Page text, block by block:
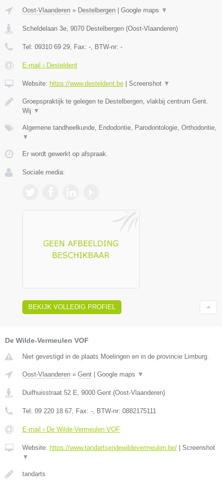
Oost-Vlaanderen » Destelbergen Google maps ▼
Scheldelaan 3e 9070 Destelbergen (Oost-Vlaanderen)
Tel: 09310 69 29 , Fax: - , BTW-nr: -
E-mail › Desteldent
Website: https://www.desteldent.be Screenshot ▼
Groepspraktijk te gelegen te Destelbergen, vlakbij centrum Gent.
Wij ▼
Algemene tandheelkunde, Endodontie, Parodontologie, Orthodontie,
▼
Er wordt gewerkt op afspraak.
Sociale media:
BEKIJK VOLLEDIG PROFIEL
De Wilde-Vermeulen VOF
Niet gevestigd in de plaats Moelingen en in de provincie Limburg.
Oost-Vlaanderen » Gent Google maps ▼
Duifhuisstraat 52 E, 9000 Gent (Oost-Vlaanderen)
Tel: 09 220 18 67, Fax: -, BTW-nr: 0882175111
E-mail › De Wilde-Vermeulen VOF
Website: https://www.tandartsendewildevermeulen.be/
Screenshot
▼
tandarts